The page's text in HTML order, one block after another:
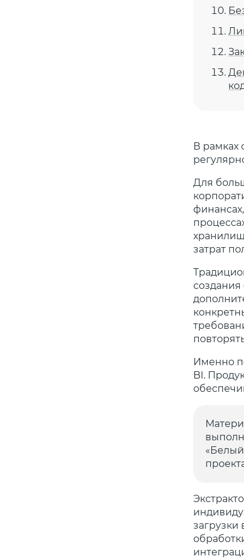
В рамках
Для
затрат
создания
Именно
BI.
«Белый